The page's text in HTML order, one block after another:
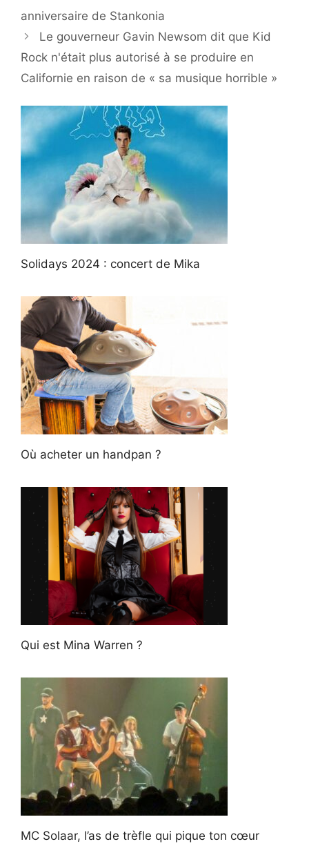
anniversaire de Stankonia
Le gouverneur Gavin Newsom dit que Kid
Rock n'était plus autorisé à se produire en
Californie en raison de « sa musique horrible »
Solidays 2024 : concert de Mika
Où acheter un handpan ?
Qui est Mina Warren ?
MC Solaar, l’as de trèfle qui pique ton cœur